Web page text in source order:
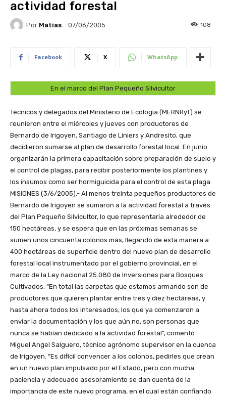
actividad forestal
Por Matias 07/06/2005 108
Facebook X WhatsApp
En el marco del Plan Pequeño Silvicultor
Técnicos y delegados del Ministerio de Ecología (MERNRyT) se
reunieron entre el miércoles y jueves con productores de
Bernardo de Irigoyen, Santiago de Liniers y Andresito, que
decidieron sumarse al plan de desarrollo forestal local. En junio
organizarán la primera capacitación sobre preparación de suelo y
el control de plagas, para recibir posteriormente los plantines y
los insumos como ser hormiguicida para el control de esta plaga.
MISIONES (3/6/2005).- Al menos treinta pequeños productores de
Bernardo de Irigoyen se sumaron a la actividad forestal a través
del Plan Pequeño Silvicultor, lo que representaría alrededor de
150 hectáreas, y se espera que en las próximas semanas se
sumen unos cincuenta colonos más, llegando de esta manera a
400 hectáreas de superficie dentro del nuevo plan de desarrollo
forestal local instrumentado por el gobierno provincial, en el
marco de la Ley nacional 25.080 de Inversiones para Bosques
Cultivados. “En total las carpetas que estamos armando son de
productores que quieren plantar entre tres y diez hectáreas, y
hasta ahora todos los interesados, los que ya comenzaron a
enviar la documentación y los que aún no, son personas que
nunca se habían dedicado a la actividad forestal”, comentó
Miguel Angel Salguero, técnico agrónomo supervisor en la cuenca
de Irigoyen. “Es difícil convencer a los colonos, pedirles que crean
en un nuevo plan impulsado por el Estado, pero con mucha
paciencia y adecuado asesoramiento se dan cuenta de la
importancia de este nuevo programa, en el cual están confiando